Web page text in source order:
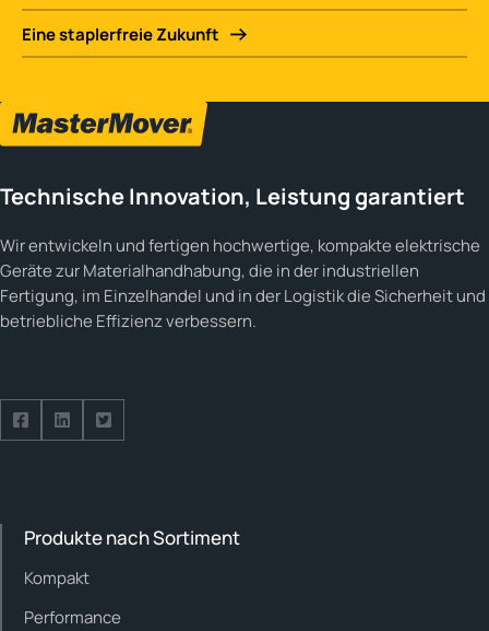
Eine staplerfreie Zukunft
Technische Innovation, Leistung garantiert
Wir entwickeln und fertigen hochwertige, kompakte elektrische
Geräte zur Materialhandhabung, die in der industriellen
Fertigung, im Einzelhandel und in der Logistik die Sicherheit und
betriebliche Effizienz verbessern.
Folge uns auf Facebook
Folge uns auf LinkedIn
Folge uns auf Twitter
Produkte nach Sortiment
Kompakt
Performance